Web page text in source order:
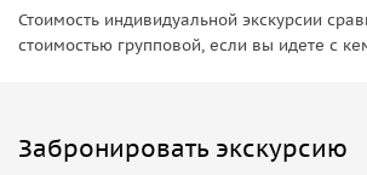
Стоимость индивидуальной экскурсии
стоимостью групповой, если вы идете с
Забронировать экскурсию